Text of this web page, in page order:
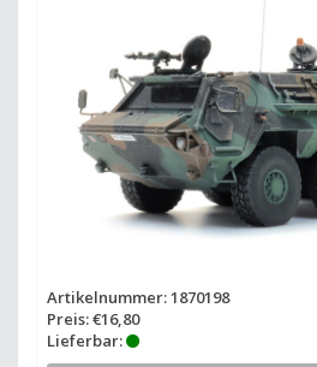
Artikelnummer: 1870198
Preis: €16,80
Lieferbar: